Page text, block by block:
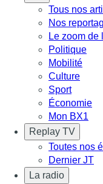
Tous nos
Nos
Le zoom de
Politique
Mobilité
Culture
Sport
Économie
Mon BX1
Replay TV
Toutes nos
Dernier JT
La radio